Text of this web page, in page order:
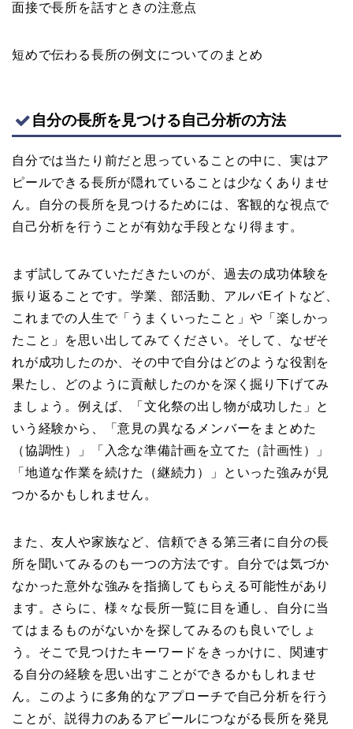
面接で長所を話すときの注意点
短めで伝わる長所の例文についてのまとめ
自分の長所を見つける自己分析の方法
自分では当たり前だと思っていることの中に、実はア
ピールできる長所が隠れていることは少なくありませ
ん。自分の長所を見つけるためには、客観的な視点で
自己分析を行うことが有効な手段となり得ます。
まず試してみていただきたいのが、過去の成功体験を
振り返ることです。学業、部活動、アルバEイトなど、
これまでの人生で「うまくいったこと」や「楽しかっ
たこと」を思い出してみてください。そして、なぜそ
れが成功したのか、その中で自分はどのような役割を
果たし、どのように貢献したのかを深く掘り下げてみ
ましょう。例えば、「文化祭の出し物が成功した」と
いう経験から、「意見の異なるメンバーをまとめた
（協調性）」「入念な準備計画を立てた（計画性）」
「地道な作業を続けた（継続力）」といった強みが見
つかるかもしれません。
また、友人や家族など、信頼できる第三者に自分の長
所を聞いてみるのも一つの方法です。自分では気づか
なかった意外な強みを指摘してもらえる可能性があり
ます。さらに、様々な長所一覧に目を通し、自分に当
てはまるものがないかを探してみるのも良いでしょ
う。そこで見つけたキーワードをきっかけに、関連す
る自分の経験を思い出すことができるかもしれませ
ん。このように多角的なアプローチで自己分析を行う
ことが、説得力のあるアピールにつながる長所を発見